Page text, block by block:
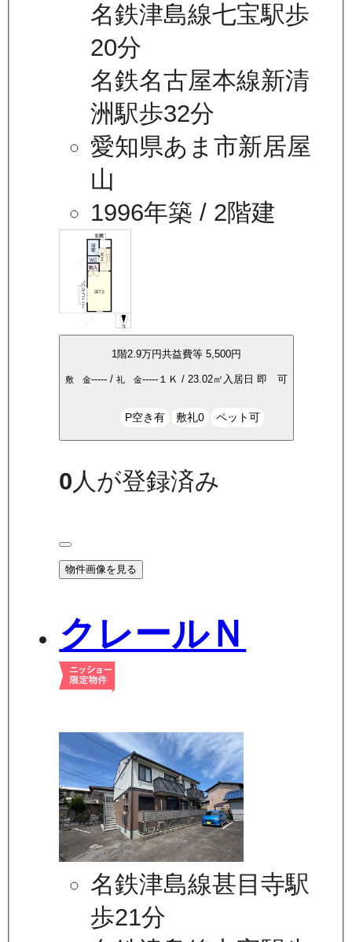
名鉄津島線七宝駅歩
20分
名鉄名古屋本線新清
洲駅歩32分
愛知県あま市新居屋
山
1996年築 / 2階建
1階2.9万円共益費等5,500円
敷 金----- /礼 金----- １Ｋ / 23.02㎡ 入居日即 可
P空き有 敷礼0 ペット可
0人が登録済み
物件画像を見る
クレールＮ
名鉄津島線甚目寺駅
歩21分